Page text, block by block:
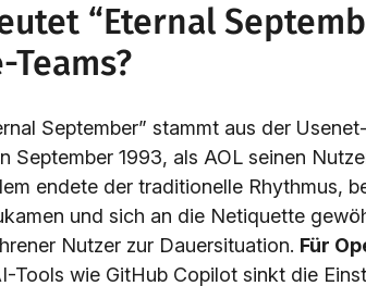
“Eternal
September” stammt aus der
September 1993, als AOL seinen
endete der traditionelle Rhythmus,
und sich an die Netiquette
Nutzer zur Dauersituation. Für
Tools wie GitHub Copilot sinkt die